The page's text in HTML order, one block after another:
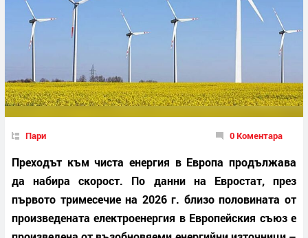
Пари 0 Коментара
Преходът към чиста енергия в Европа продължава
да набира скорост. По данни на Евростат, през
първото тримесечие на 2026 г. близо половината от
произведената електроенергия в Европейския съюз е